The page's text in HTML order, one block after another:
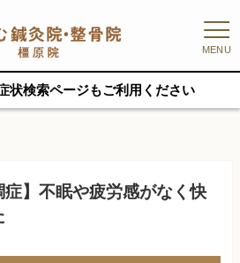
MENU
状検索ページもご利用ください
症】不眠や疲労感がなく快